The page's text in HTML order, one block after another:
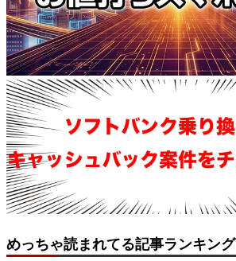
めっちゃ読まれてる記事ランキング